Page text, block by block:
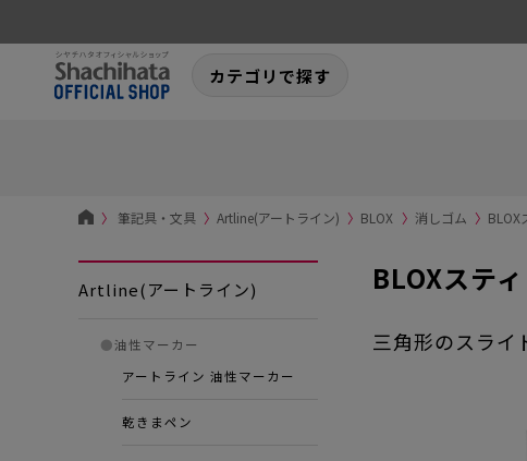
カテゴリで探す
〉 筆記具・文具 〉Artline(アートライン) 〉 BLOX 〉 消しゴム 〉 BLOX
Artline(アートライン)
●油性マーカー
アートライン 油性マーカー
乾きまペン
BLOXステ
三角形のスライ